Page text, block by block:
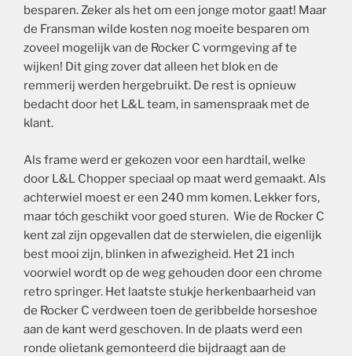
besparen. Zeker als het om een jonge motor gaat! Maar
de Fransman wilde kosten nog moeite besparen om
zoveel mogelijk van de Rocker C vormgeving af te
wijken! Dit ging zover dat alleen het blok en de
remmerij werden hergebruikt. De rest is opnieuw
bedacht door het L&L team, in samenspraak met de
klant.
Als frame werd er gekozen voor een hardtail, welke
door L&L Chopper speciaal op maat werd gemaakt. Als
achterwiel moest er een 240 mm komen. Lekker fors,
maar tόch geschikt voor goed sturen. Wie de Rocker C
kent zal zijn opgevallen dat de sterwielen, die eigenlijk
best mooi zijn, blinken in afwezigheid. Het 21 inch
voorwiel wordt op de weg gehouden door een chrome
retro springer. Het laatste stukje herkenbaarheid van
de Rocker C verdween toen de geribbelde horseshoe
aan de kant werd geschoven. In de plaats werd een
ronde olietank gemonteerd die bijdraagt aan de